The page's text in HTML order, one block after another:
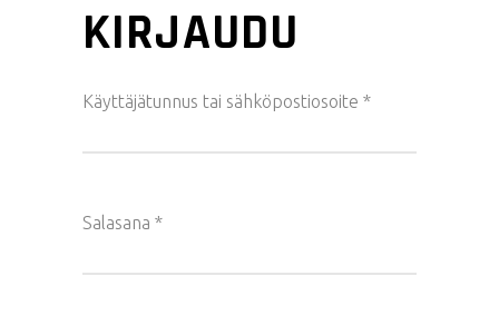
KIRJAUDU
Käyttäjätunnus tai sähköpostiosoite *Vaaditaan
Salasana *Vaaditaan